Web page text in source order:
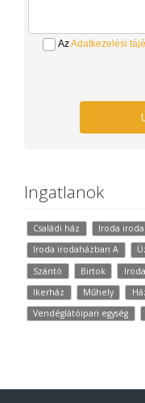
AzAdatkezelési
Ingatlanok
Családi ház Iroda
Iroda irodaházban A
Szántó
Birtok
Ikerház
Műhely
Vendéglátóipari egység